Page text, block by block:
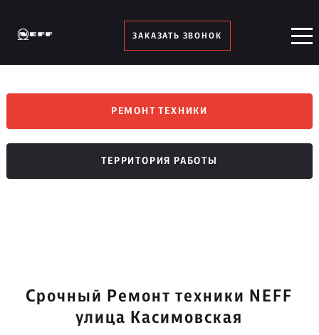
ЗАКАЗАТЬ ЗВОНОК
РЕМОНТ ТЕХНИКИ
ТЕРРИТОРИЯ РАБОТЫ
Срочный Ремонт техники NEFF
улица Касимовская